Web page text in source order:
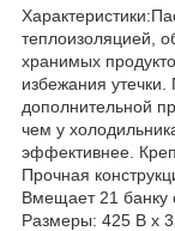
теплоизоляцией,
хранимых
избежания
дополнительной
чем у
эффективнее.
Прочная
Вмещает 21 банку
Размеры: 425 В x